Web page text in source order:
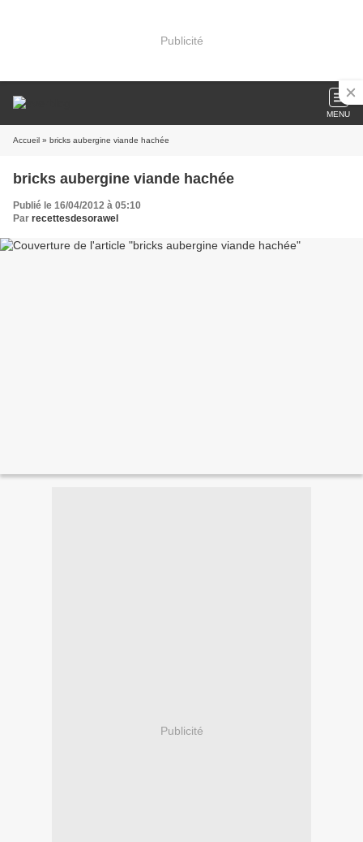
Publicité
MENU
Accueil » bricks aubergine viande hachée
bricks aubergine viande hachée
Publié le 16/04/2012 à 05:10
Par recettesdesorawel
Publicité